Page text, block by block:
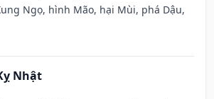
Ngọ, hình Mão, hại Mùi, phá Dậu,
Nhật